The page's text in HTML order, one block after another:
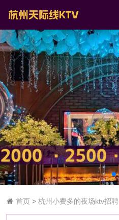
首页 >杭州小费多的夜场ktv招聘